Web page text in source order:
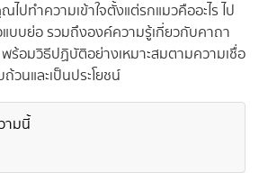
ไปทำความเข้าใจตั้งแต่รกแมวคืออะไร ไป
บบย่อ รวมถึงองค์ความรู้เกี่ยวกับคาถา
ร้อมวิธีปฏิบัติอย่างเหมาะสมตามความเชื่อ
วนและเป็นประโยชน์
ามนี้